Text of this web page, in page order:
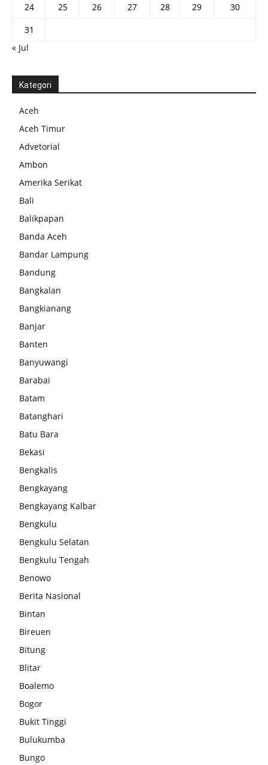
24
25 26 27 28 29
30
31
« Jul
Kategori
Aceh
Aceh Timur
Advetorial
Ambon
Amerika Serikat
Bali
Balikpapan
Banda Aceh
Bandar Lampung
Bandung
Bangkalan
Bangkianang
Banjar
Banten
Banyuwangi
Barabai
Batam
Batanghari
Batu Bara
Bekasi
Bengkalis
Bengkayang
Bengkayang Kalbar
Bengkulu
Bengkulu Selatan
Bengkulu Tengah
Benowo
Berita Nasional
Bintan
Bireuen
Bitung
Blitar
Boalemo
Bogor
Bukit Tinggi
Bulukumba
Bungo